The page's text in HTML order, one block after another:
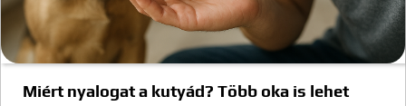
Miért nyalogat a kutyád? Több oka is lehet